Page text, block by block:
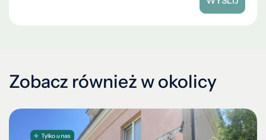
Zobacz również w okolicy